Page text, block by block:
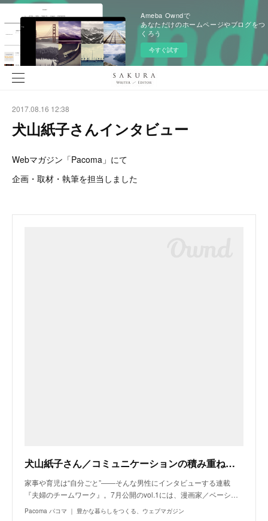
Ameba Owndで
あなただけのホームページやブログをつ
くろう
今すぐ試す
2017.08.16 12:38
犬山紙子さんインタビュー
Webマガジン「Pacoma」にて
企画・取材・執筆を担当しました
犬山紙子さん／コミュニケーションの積み重ねが、強い関係を作る【夫婦のチームワーク】｜剱樹人さんの“B面” - Pacoma パコマ ｜ 豊かな暮らしをつくる、ウェブマガジン
家事や育児は“自分ごと”――そんな男性にインタビューする連載
『夫婦のチームワーク』。7月公開のvol.1には、漫画家／ベーシ…
Pacoma パコマ ｜ 豊かな暮らしをつくる、ウェブマガジン